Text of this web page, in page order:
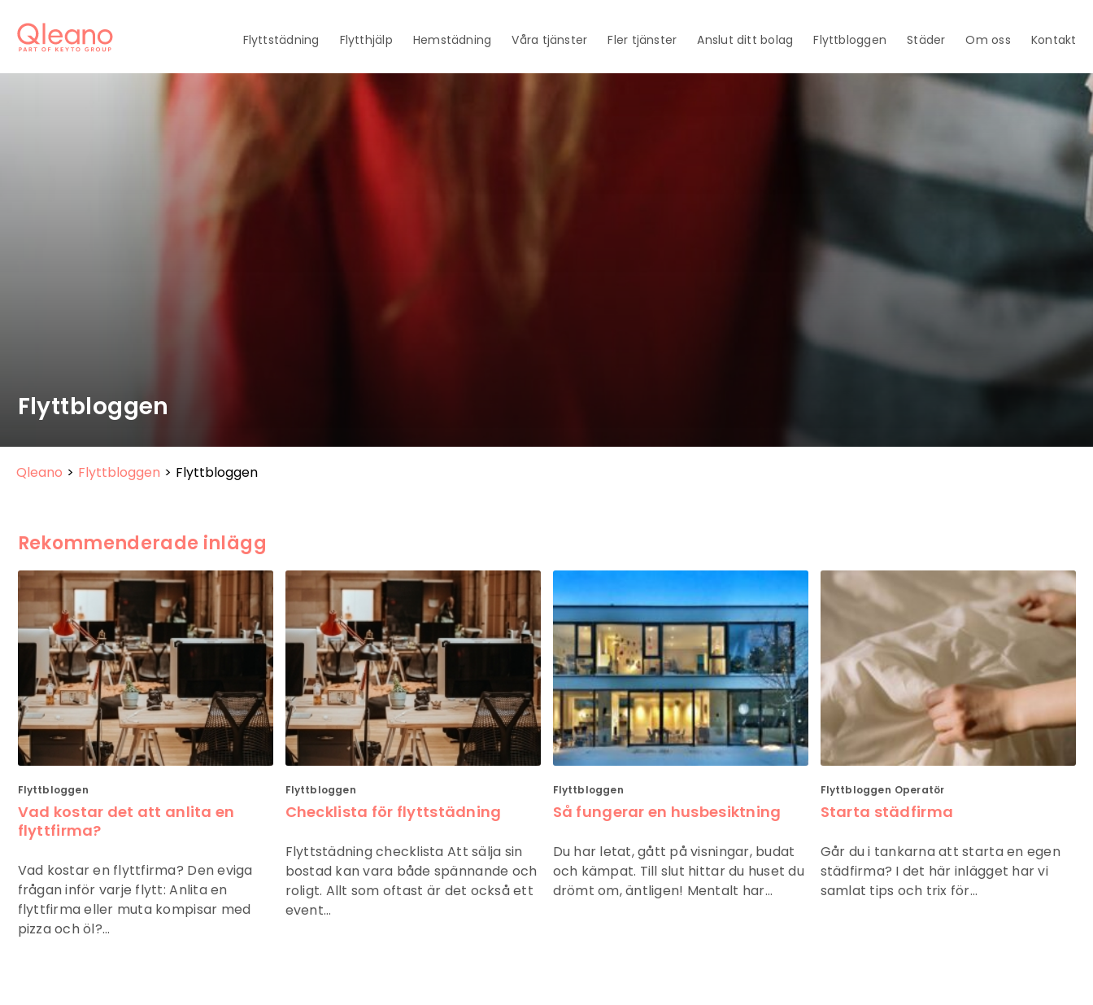
Flyttstädning Flytthjälp Hemstädning Våra tjänster Fler tjänster Anslut ditt bolag Flyttbloggen Städer Om oss Kontakt
Flyttbloggen
Qleano > Flyttbloggen > Flyttbloggen
Rekommenderade inlägg
Flyttbloggen
Vad kostar det att anlita en
flyttfirma?
Vad kostar en flyttfirma? Den eviga
frågan inför varje flytt: Anlita en
flyttfirma eller muta kompisar med
pizza och öl?…
Flyttbloggen
Checklista för flyttstädning
Flyttstädning checklista Att sälja sin
bostad kan vara både spännande och
roligt. Allt som oftast är det också ett
event…
Flyttbloggen
Så fungerar en husbesiktning
Du har letat, gått på visningar, budat
och kämpat. Till slut hittar du huset du
drömt om, äntligen! Mentalt har…
Flyttbloggen Operatör
Starta städfirma
Går du i tankarna att starta en egen
städfirma? I det här inlägget har vi
samlat tips och trix för…